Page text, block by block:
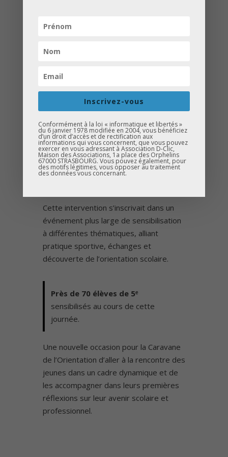
L’ORIENTATION DANS UN
d’information
sensibilisé les élèves à
orientation scolairetout au long
rencontres sportives, les jeunes
ont pu échanger sur les différentes
possibilités qui s’offrent à eux après
le collège et commencer à se
Cette intervention s’inscrivait dans un
événement plus large de sensibilisation
à différentes thématiques, alliant
pratique sportive, échanges et
découverte de l’orientation scolaire.
Près de 70 élèves de 5ᵉ
sensibilisés au cours de cette
journée.
Une nouvelle occasion pour la Caravane
de l’Orientation d’aller à la rencontre des
jeunes dans un cadre dynamique et de
les accompagner dans leurs premières
réflexions sur leur avenir scolaire et
professionnel.
Inscrivez-vous
Conformément à la loi « informatique et libertés »
du 6 janvier 1978 modifiée en 2004, vous bénéficiez
d’un droit d’accès et de rectification aux
informations qui vous concernent, que vous pouvez
exercer en vous adressant à Association D-Clic,
Maison des Associations, 1a place des Orphelins
67000 STRASBOURG. Vous pouvez également, pour
des motifs légitimes, vous opposer au traitement
des données vous concernant.